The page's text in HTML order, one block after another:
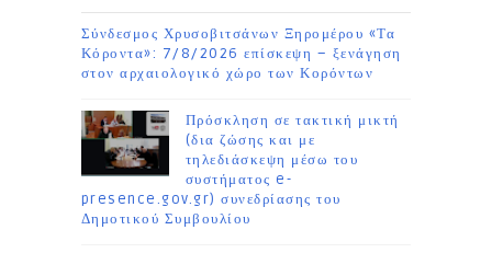
Σύνδεσμος Χρυσοβιτσάνων Ξηρομέρου «Τα
Κόροντα»: 7/8/2026 επίσκεψη – ξενάγηση
στον αρχαιολογικό χώρο των Κορόντων
Πρόσκληση σε τακτική μικτή
(δια ζώσης και με
τηλεδιάσκεψη μέσω του
συστήματος e-
presence.gov.gr) συνεδρίασης του
Δημοτικού Συμβουλίου